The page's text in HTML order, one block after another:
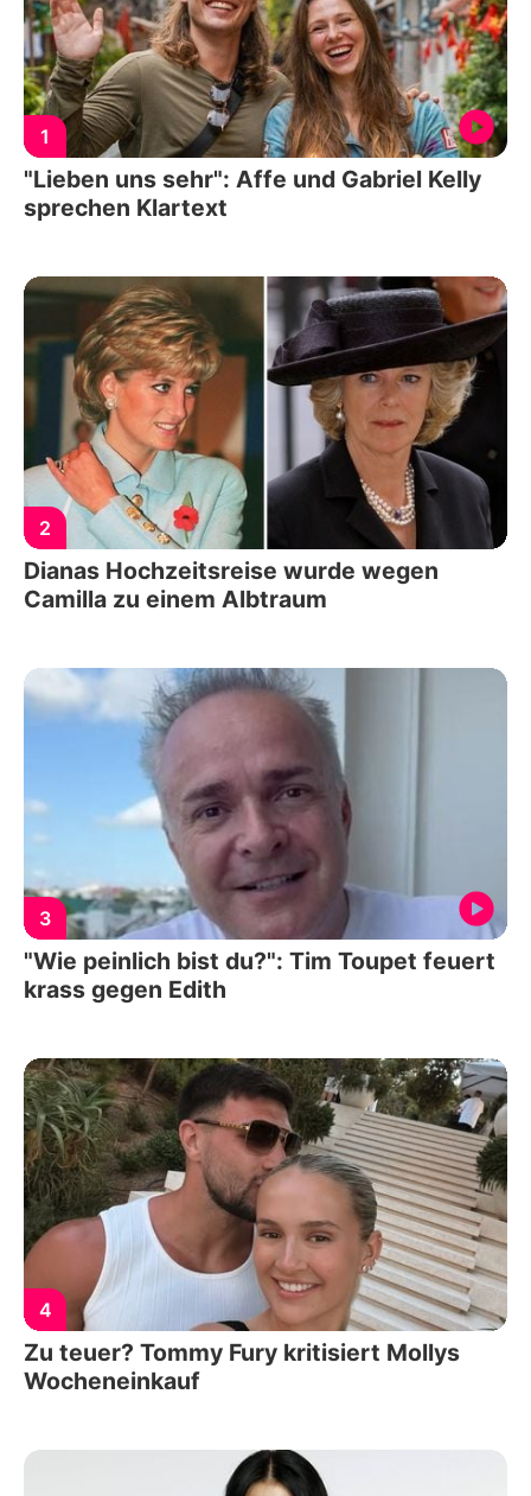
1
"Lieben uns sehr": Affe und Gabriel Kelly
sprechen Klartext
2
Dianas Hochzeitsreise wurde wegen
Camilla zu einem Albtraum
3
"Wie peinlich bist du?": Tim Toupet feuert
krass gegen Edith
4
Zu teuer? Tommy Fury kritisiert Mollys
Wocheneinkauf